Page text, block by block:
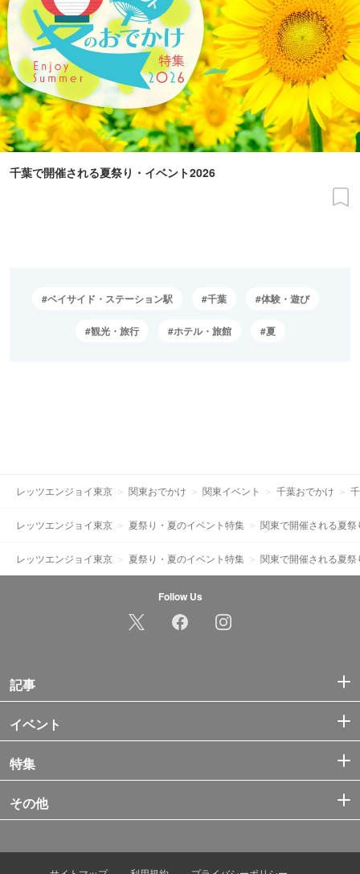
千葉で開催される夏祭り・イベント2026
ベイサイド・ステーション駅 千葉 体験・遊び
観光・旅行 ホテル・旅館 夏
レッツエンジョイ東京 関東おでかけ 関東イベント 千葉おでかけ
レッツエンジョイ東京 夏祭り・夏のイベント特集 関東で開催される夏
レッツエンジョイ東京 夏祭り・夏のイベント特集 関東で開催される夏
Follow Us
記事
イベント
特集
その他